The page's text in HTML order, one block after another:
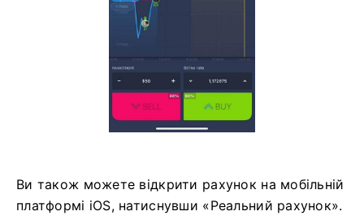
Ви також можете відкрити рахунок на мобільній
платформі iOS, натиснувши «Реальний рахунок».